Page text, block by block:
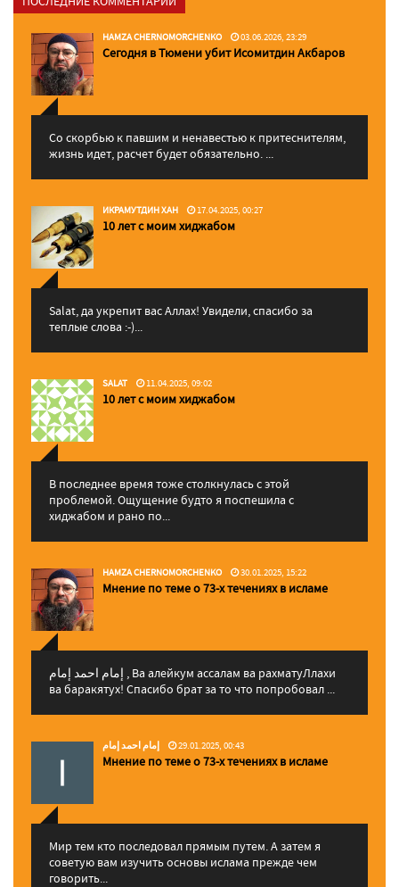
HAMZA CHERNOMORCHENKO 03.06.2026, 23:29
Сегодня в Тюмени убит Исомитдин Акбаров
Со скорбью к павшим и ненавестью к притеснителям,
жизнь идет, расчет будет обязательно. ...
ИКРАМУТДИН ХАН 17.04.2025, 00:27
10 лет с моим хиджабом
Salat, да укрепит вас Аллаx! Увидели, спасибо за
теплые слова :-)...
SALAT 11.04.2025, 09:02
10 лет с моим хиджабом
В последнее время тоже столкнулась с этой
проблемой. Ощущение будто я поспешила с
хиджабом и рано по...
HAMZA CHERNOMORCHENKO 30.01.2025, 15:22
Мнение по теме о 73-х течениях в исламе
إمام احمد إمام , Ва алейкум ассалам ва рахматуЛлахи
ва баракятух! Спасибо брат за то что попробовал ...
إمام احمد إمام 29.01.2025, 00:43
Мнение по теме о 73-х течениях в исламе
Мир тем кто последовал прямым путем. А затем я
советую вам изучить основы ислама прежде чем
говорить...